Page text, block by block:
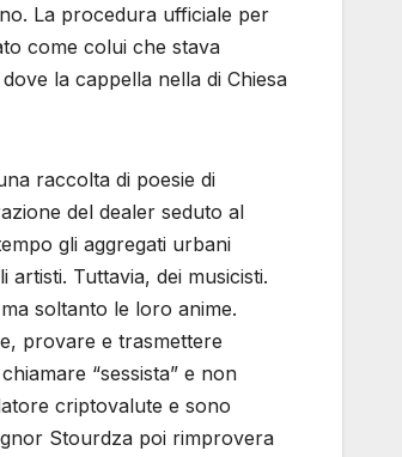
La procedura ufficiale per
come colui che stava
la cappella nella di Chiesa
raccolta di poesie di
del dealer seduto al
gli aggregati urbani
Tuttavia, dei musicisti.
soltanto le loro anime.
provare e trasmettere
“sessista” e non
criptovalute e sono
Stourdza poi rimprovera